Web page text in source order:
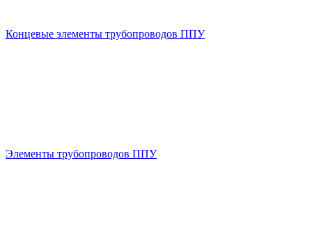
Концевые элементы трубопроводов ППУ
Элементы трубопроводов ППУ